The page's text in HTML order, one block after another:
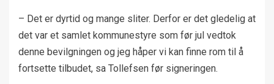
– Det er dyrtid og mange sliter. Derfor er det gledelig at
det var et samlet kommunestyre som før jul vedtok
denne bevilgningen og jeg håper vi kan finne rom til å
fortsette tilbudet, sa Tollefsen før signeringen.